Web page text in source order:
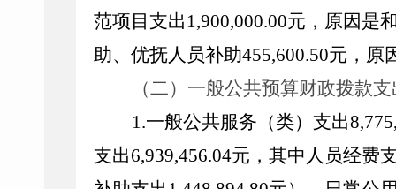
范项目支出 1,900,000.00元，原因是
助、优抚人员补助455,600.50元，原
（二）一般公共预算财政拨款
1.一般公共服务（类）支出
支出6,939,456.04元，其中人员经费